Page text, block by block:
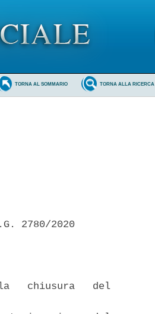
TORNA ALLA RICERCA
TORNA AL SOMMARIO
2780/2020
chiusura   del